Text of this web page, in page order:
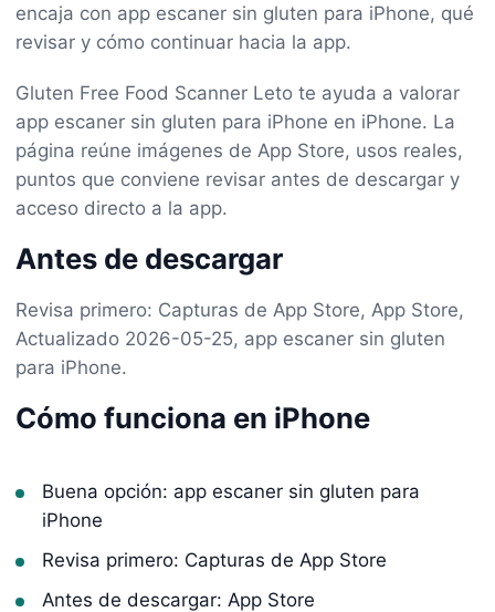
encaja con app escaner sin gluten para iPhone, qué
revisar y cómo continuar hacia la app.
Gluten Free Food Scanner Leto te ayuda a valorar
app escaner sin gluten para iPhone en iPhone. La
página reúne imágenes de App Store, usos reales,
puntos que conviene revisar antes de descargar y
acceso directo a la app.
Antes de descargar
Revisa primero: Capturas de App Store, App Store,
Actualizado 2026-05-25, app escaner sin gluten
para iPhone.
Cómo funciona en iPhone
Buena opción: app escaner sin gluten para
iPhone
Revisa primero: Capturas de App Store
Antes de descargar: App Store